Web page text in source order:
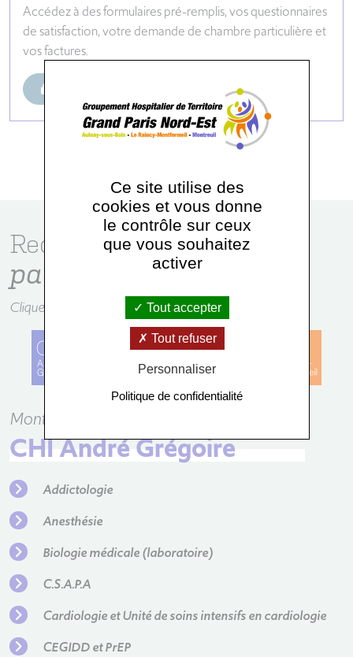
Accédez à des formulaires pré-remplis, vos questionnaires
de satisfaction, votre demande de chambre particulière et
vos factures.
Rechercher un service
par établissement
Cliquez sur l'établissement de votre choix
Montreuil
CHI André Grégoire
Addictologie
Anesthésie
Biologie médicale (laboratoire)
C.S.A.P.A
Cardiologie et Unité de soins intensifs en cardiologie
CEGIDD et PrEP
Ce site utilise des
cookies et vous donne
le contrôle sur ceux
que vous souhaitez
activer
Tout accepter
Tout refuser
Personnaliser
Politique de confidentialité